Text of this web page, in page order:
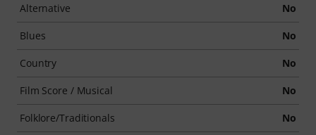
Alternative No
Blues No
Country No
Film Score / Musical No
Folklore/Traditionals No